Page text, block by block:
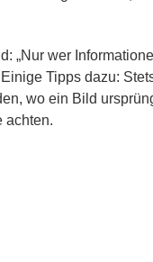
„Nur wer
Tipps dazu:
wo ein Bild
achten.